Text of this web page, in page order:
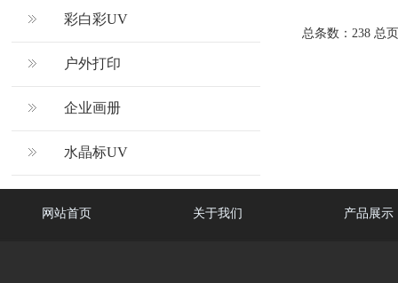
彩白彩UV
户外打印
企业画册
水晶标UV
总条数：238 总
网站首页 关于我们 产品展示